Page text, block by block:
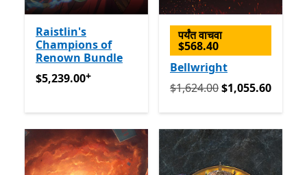
Raistlin's
Champions of
Renown Bundle
$5,239.00अॅप खरेदीमधले ऑफर्स
$5,239.00+
पर्यंत वाचवा
$568.40
Bellwright
मूलतः $1,624.00 आता
$1,624.00$1,055.60